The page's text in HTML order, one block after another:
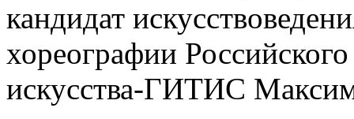
кандидат
хореографии
искусства-ГИТИС